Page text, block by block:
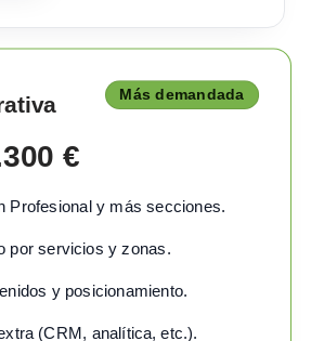
Más demandada
€
Profesional y más secciones.
por servicios y zonas.
y posicionamiento.
(CRM, analítica, etc.).